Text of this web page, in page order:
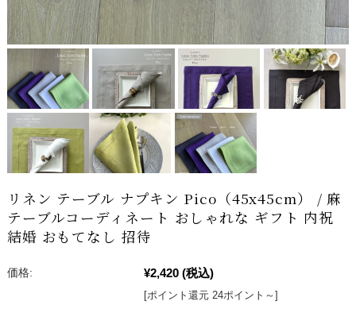
リネン テーブル ナプキン Pico（45x45cm） / 麻
テーブルコーディネート おしゃれな ギフト 内祝
結婚 おもてなし 招待
価格: ¥2,420 (税込)
[ポイント還元 24ポイント～]